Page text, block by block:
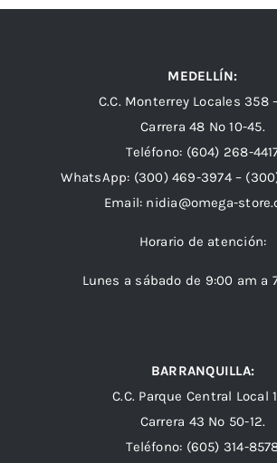
MEDELLÍN:
C.C. Monterrey Locales 358
Carrera 48 Nº 10-45.
Teléfono: (604) 268-
WhatsApp: (300) 469-3974 –
Email: nidia@omega-
Horario de atención:
Lunes a sábado de 9:00 am a
BARRANQUILLA:
C.C. Parque Central Local
Carrera 43 Nº 50-12.
Teléfono: (605) 314-